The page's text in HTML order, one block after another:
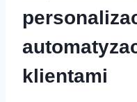
klientami